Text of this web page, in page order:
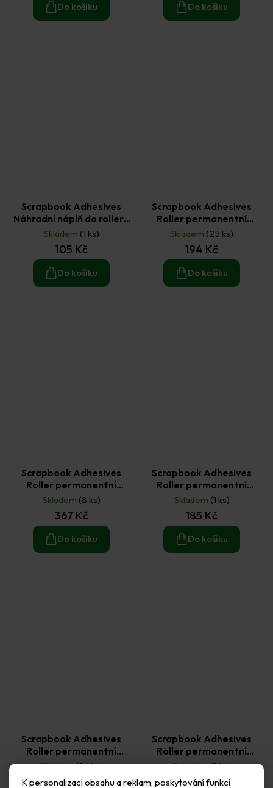
K personalizaci obsahu a reklam, poskytování funkcí
Do košíku Do košíku
Scrapbook Adhesives
Náhradní náplň do rolleru
snímatelné lepidlo kapky
8 mm × 13 m
Skladem (1 ks)
105 Kč
Do košíku
Scrapbook Adhesives
Roller permanentní
lepidlo 8 mm × 13 m
Skladem (25 ks)
194 Kč
Do košíku
Scrapbook Adhesives
Roller permanentní
lepidlo 8 mm × 15 m +
náhradní náplň 2 ks
Skladem (8 ks)
367 Kč
Do košíku
Scrapbook Adhesives
Roller permanentní
lepidlo kapky 8 mm × 13 m
Skladem (1 ks)
185 Kč
Do košíku
Scrapbook Adhesives
Roller permanentní
lepidlo kapky 8 mm × 8 m
Skladem(24 ks)
88 Kč
Scrapbook Adhesives
Roller permanentní
lepidlo pergamen 8 mm ×
Skladem(9 ks)
173 Kč